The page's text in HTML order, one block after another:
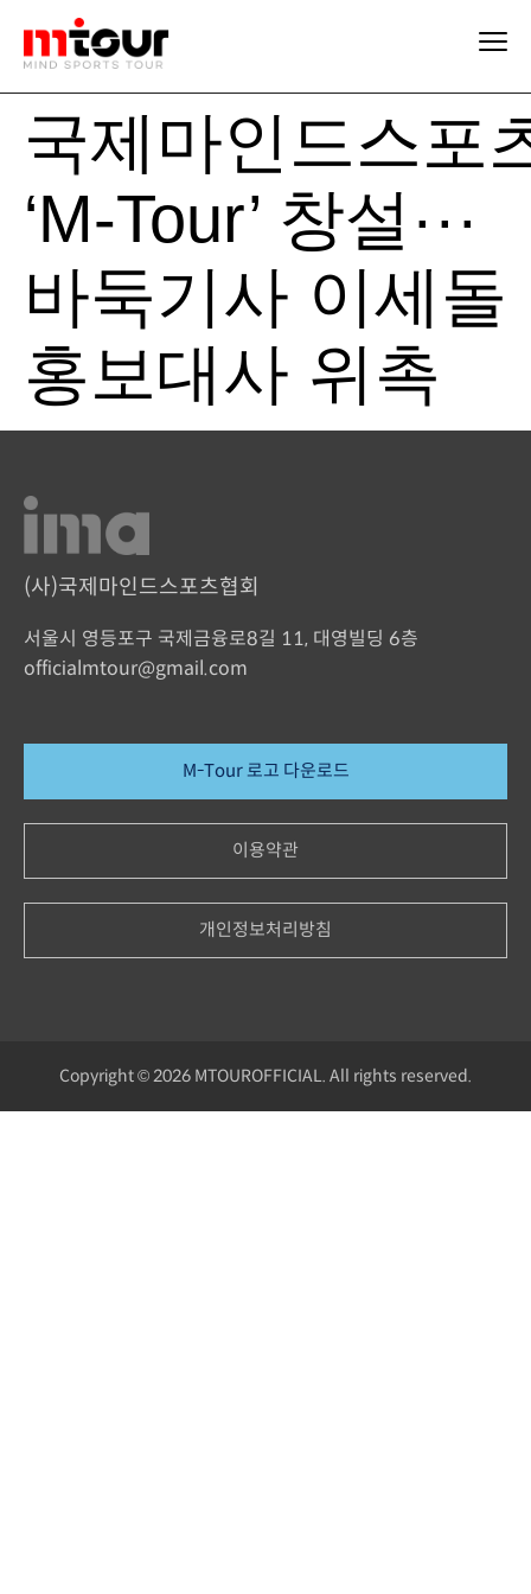
국제마인드스포
‘M-Tour’ 창설···
바둑기사 이세돌
홍보대사 위촉
(사)국제마인드스포츠협회
서울시 영등포구 국제금융로8길 11, 대영빌딩 6층
officialmtour@gmail.com
M-Tour 로고 다운로드
이용약관
개인정보처리방침
Copyright © 2026 MTOUROFFICIAL. All rights reserved.